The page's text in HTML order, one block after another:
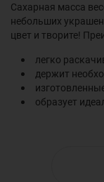
Сахарная масса
небольших
цвет и творите!
легко
держит
образует